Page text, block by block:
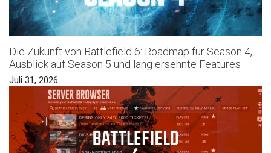
Die Zukunft von Battlefield 6: Roadmap für Season 4,
Ausblick auf Season 5 und lang ersehnte Features
Juli 31, 2026